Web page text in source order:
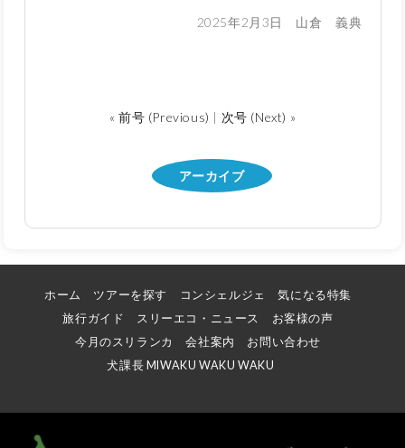
2025年2月3日 山倉 義典
« 前号 (Previous) | 次号 (Next) »
アーカイブ
ホーム ツアーを探す コンシェルジェ
気になる特集
旅行ガイド
スリーエコ・ニュース
お客様の声
今月のスリランカ
会社案内
お問い合わせ
犬課長 MIWAKU WAKU WAKU